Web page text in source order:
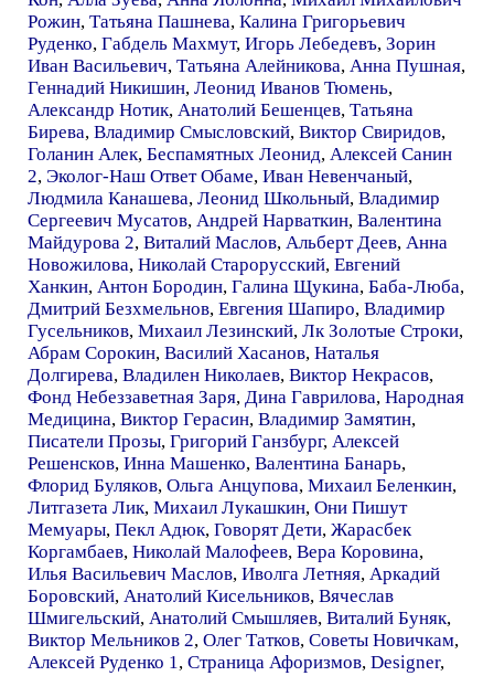
Рожин, Татьяна Пашнева, Калина Григорьевич
Руденко, Габдель Махмут, Игорь Лебедевъ, Зорин
Иван Васильевич, Татьяна Алейникова, Анна Пушная,
Геннадий Никишин, Леонид Иванов Тюмень,
Александр Нотик, Анатолий Бешенцев, Татьяна
Бирева, Владимир Смысловский, Виктор Свиридов,
Голанин Алек, Беспамятных Леонид, Алексей Санин
2, Эколог-Наш Ответ Обаме, Иван Невенчаный,
Людмила Канашева, Леонид Школьный, Владимир
Сергеевич Мусатов, Андрей Нарваткин, Валентина
Майдурова 2, Виталий Маслов, Альберт Деев, Анна
Новожилова, Николай Старорусский, Евгений
Ханкин, Антон Бородин, Галина Щукина, Баба-Люба,
Дмитрий Безхмельнов, Евгения Шапиро, Владимир
Гусельников, Михаил Лезинский, Лк Золотые Строки,
Абрам Сорокин, Василий Хасанов, Наталья
Долгирева, Владилен Николаев, Виктор Некрасов,
Фонд Небеззаветная Заря, Дина Гаврилова, Народная
Медицина, Виктор Герасин, Владимир Замятин,
Писатели Прозы, Григорий Ганзбург, Алексей
Решенсков, Инна Машенко, Валентина Банарь,
Флорид Буляков, Ольга Анцупова, Михаил Беленкин,
Литгазета Лик, Михаил Лукашкин, Они Пишут
Мемуары, Пекл Адюк, Говорят Дети, Жарасбек
Коргамбаев, Николай Малофеев, Вера Коровина,
Илья Васильевич Маслов, Иволга Летняя, Аркадий
Боровский, Анатолий Кисельников, Вячеслав
Шмигельский, Анатолий Смышляев, Виталий Буняк,
Виктор Мельников 2, Олег Татков, Советы Новичкам,
Алексей Руденко 1, Страница Афоризмов, Designer,